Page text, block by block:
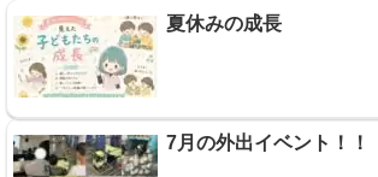
夏休みの成長
7月の外出イベント！！